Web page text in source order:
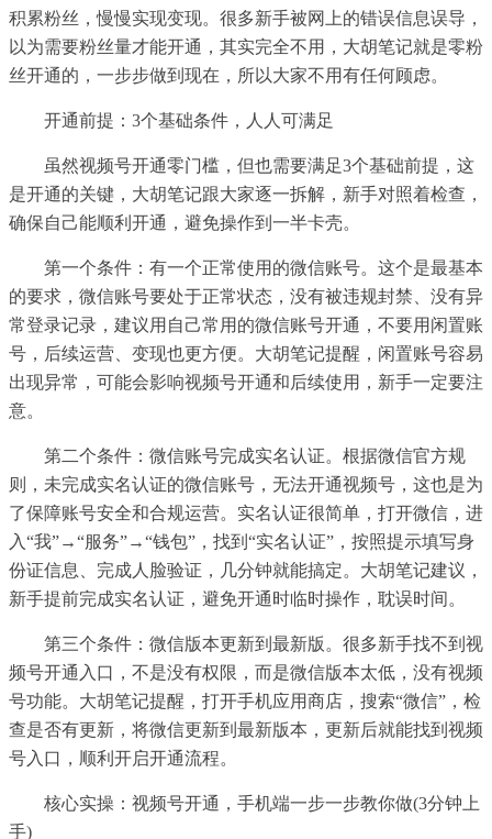
积累粉丝，慢慢实现变现。很多新手被网上的错误信息误导，
以为需要粉丝量才能开通，其实完全不用，大胡笔记就是零粉
丝开通的，一步步做到现在，所以大家不用有任何顾虑。
开通前提：3个基础条件，人人可满足
虽然视频号开通零门槛，但也需要满足3个基础前提，这
是开通的关键，大胡笔记跟大家逐一拆解，新手对照着检查，
确保自己能顺利开通，避免操作到一半卡壳。
第一个条件：有一个正常使用的微信账号。这个是最基本
的要求，微信账号要处于正常状态，没有被违规封禁、没有异
常登录记录，建议用自己常用的微信账号开通，不要用闲置账
号，后续运营、变现也更方便。大胡笔记提醒，闲置账号容易
出现异常，可能会影响视频号开通和后续使用，新手一定要注
意。
第二个条件：微信账号完成实名认证。根据微信官方规
则，未完成实名认证的微信账号，无法开通视频号，这也是为
了保障账号安全和合规运营。实名认证很简单，打开微信，进
入“我”→“服务”→“钱包”，找到“实名认证”，按照提示填写身
份证信息、完成人脸验证，几分钟就能搞定。大胡笔记建议，
新手提前完成实名认证，避免开通时临时操作，耽误时间。
第三个条件：微信版本更新到最新版。很多新手找不到视
频号开通入口，不是没有权限，而是微信版本太低，没有视频
号功能。大胡笔记提醒，打开手机应用商店，搜索“微信”，检
查是否有更新，将微信更新到最新版本，更新后就能找到视频
号入口，顺利开启开通流程。
核心实操：视频号开通，手机端一步一步教你做(3分钟上
手)